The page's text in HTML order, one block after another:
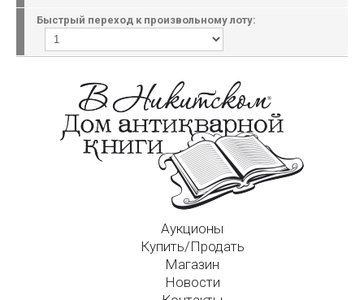
Быстрый переход к произвольному лоту:
Аукционы
Купить/Продать
Магазин
Новости